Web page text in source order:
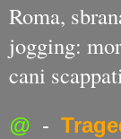
Roma,
jogging:
cani
@ -